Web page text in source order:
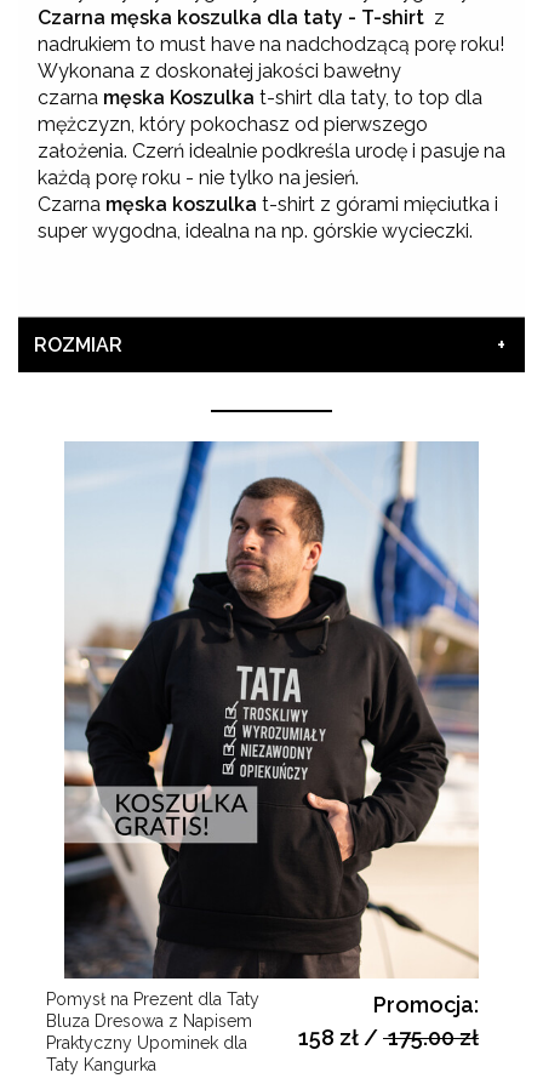
Pomysł na Prezent dla Taty
Bluza Dresowa z Napisem
Praktyczny Upominek dla
Taty Kangurka
Promocja:
158 zł /175.00 zł
Czarna męska koszulka dla taty - T-shirt z
nadrukiem to must have na nadchodzącą porę roku!
Wykonana z doskonałej jakości bawełny
czarna męska Koszulka t-shirt dla taty, to top dla
mężczyzn, który pokochasz od pierwszego
założenia. Czerń idealnie podkreśla urodę i pasuje na
każdą porę roku - nie tylko na jesień.
Czarna męska koszulka t-shirt z górami mięciutka i
super wygodna, idealna na np. górskie wycieczki.
ROZMIAR